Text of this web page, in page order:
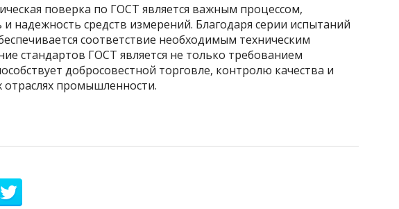
поверка по ГОСТ является важным процессом,
надежность средств измерений. Благодаря серии испытаний
соответствие необходимым техническим
стандартов ГОСТ является не только требованием
добросовестной торговле, контролю качества и
отраслях промышленности.